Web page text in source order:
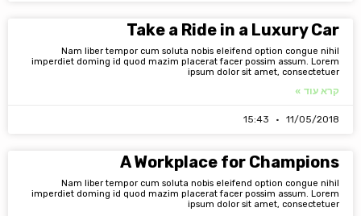
Take a Ride in a Luxury Car
Nam liber tempor cum soluta nobis eleifend option congue nihil
imperdiet doming id quod mazim placerat facer possim assum. Lorem
ipsum dolor sit amet, consectetuer
קרא עוד »
11/05/2018
A Workplace for Champions
Nam liber tempor cum soluta nobis eleifend option congue nihil
imperdiet doming id quod mazim placerat facer possim assum. Lorem
ipsum dolor sit amet, consectetuer